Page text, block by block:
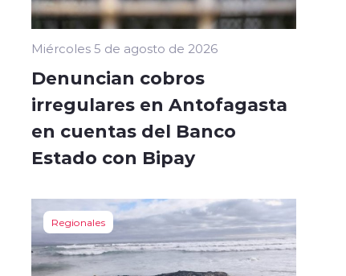
Miércoles 5 de agosto de 2026
Denuncian cobros
irregulares en Antofagasta
en cuentas del Banco
Estado con Bipay
Regionales